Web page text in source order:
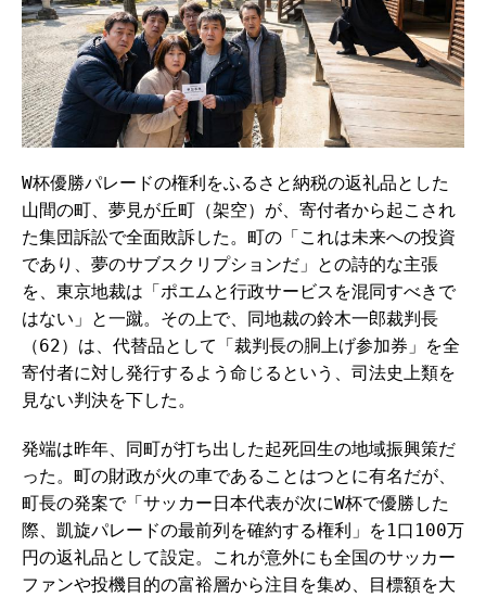
W杯優勝パレードの権利をふるさと納税の返礼品とした
山間の町、夢見が丘町（架空）が、寄付者から起こされ
た集団訴訟で全面敗訴した。町の「これは未来への投資
であり、夢のサブスクリプションだ」との詩的な主張
を、東京地裁は「ポエムと行政サービスを混同すべきで
はない」と一蹴。その上で、同地裁の鈴木一郎裁判長
（62）は、代替品として「裁判長の胴上げ参加券」を全
寄付者に対し発行するよう命じるという、司法史上類を
見ない判決を下した。
発端は昨年、同町が打ち出した起死回生の地域振興策だ
った。町の財政が火の車であることはつとに有名だが、
町長の発案で「サッカー日本代表が次にW杯で優勝した
際、凱旋パレードの最前列を確約する権利」を1口100万
円の返礼品として設定。これが意外にも全国のサッカー
ファンや投機目的の富裕層から注目を集め、目標額を大